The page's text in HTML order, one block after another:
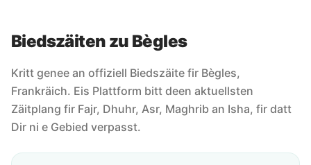
Biedszäiten zu Bègles
Kritt genee an offiziell Biedszäite fir Bègles,
Frankräich. Eis Plattform bitt deen aktuellsten
Zäitplang fir Fajr, Dhuhr, Asr, Maghrib an Isha, fir datt
Dir ni e Gebied verpasst.